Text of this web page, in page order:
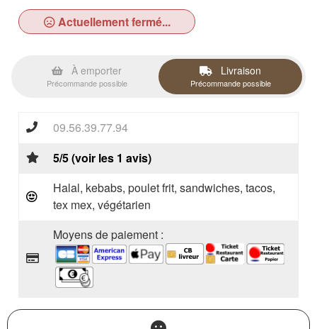
Actuellement fermé...
À emporter
Précommande possible
Livraison
Précommande possible
09.56.39.77.94
5/5 (voir les 1 avis)
Halal, kebabs, poulet frit, sandwiches, tacos,
tex mex, végétarien
Moyens de paiement :